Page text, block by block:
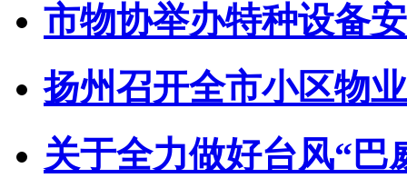
市物协举办特种设备
扬州召开全市小区物
关于全力做好台风“巴